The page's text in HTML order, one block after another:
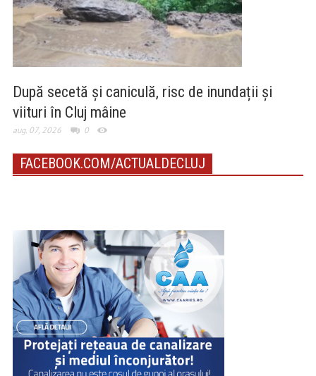
După secetă și caniculă, risc de inundații și
viituri în Cluj mâine
aug. 07, 2026 0
FACEBOOK.COM/ACTUALDECLUJ